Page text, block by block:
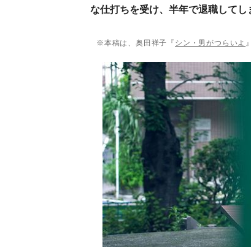
な仕打ちを受け、半年で退職して
※本稿は、奥田祥子『 シン・男がつらいよ